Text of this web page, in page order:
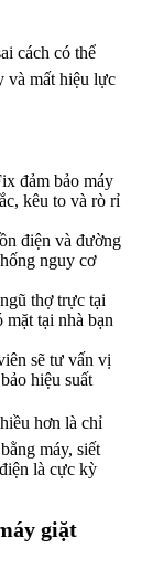
cách có thể
và mất hiệu lực
đảm bảo máy
kêu to và rò rỉ
điện và đường
nguy cơ
thợ trực tại
mặt tại nhà bạn
sẽ tư vấn vị
hiệu suất
hơn là chỉ
máy, siết
là cực kỳ
giặt